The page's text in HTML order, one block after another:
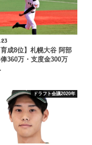
育成8位】札幌大谷 阿部
360万・支度金300万
ドラフト会議2020年